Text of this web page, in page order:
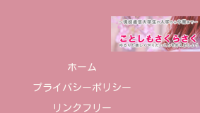
ホーム
プライバシーポリシー
リンクフリー